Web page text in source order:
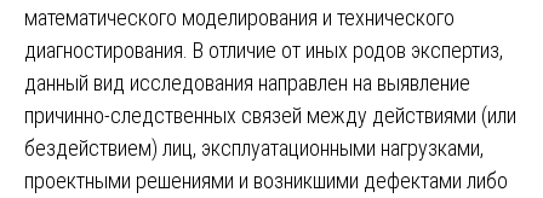
математического моделирования и технического
диагностирования. В отличие от иных родов экспертиз,
данный вид исследования направлен на выявление
причинно-следственных связей между действиями (или
бездействием) лиц, эксплуатационными нагрузками,
проектными решениями и возникшими дефектами либо